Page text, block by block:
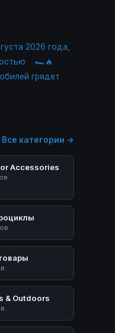
2026 года,
🏎🔥
грядет
Все категории →
Accessories
& Outdoors